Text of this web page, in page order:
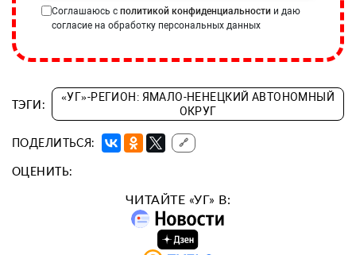
Соглашаюсь с политикой конфиденциальности и даю
согласие на обработку персональных данных
ТЭГИ:
«УГ»-РЕГИОН: ЯМАЛО-НЕНЕЦКИЙ АВТОНОМНЫЙ
ОКРУГ
ПОДЕЛИТЬСЯ: 🔗
ОЦЕНИТЬ:
ЧИТАЙТЕ «УГ» В: